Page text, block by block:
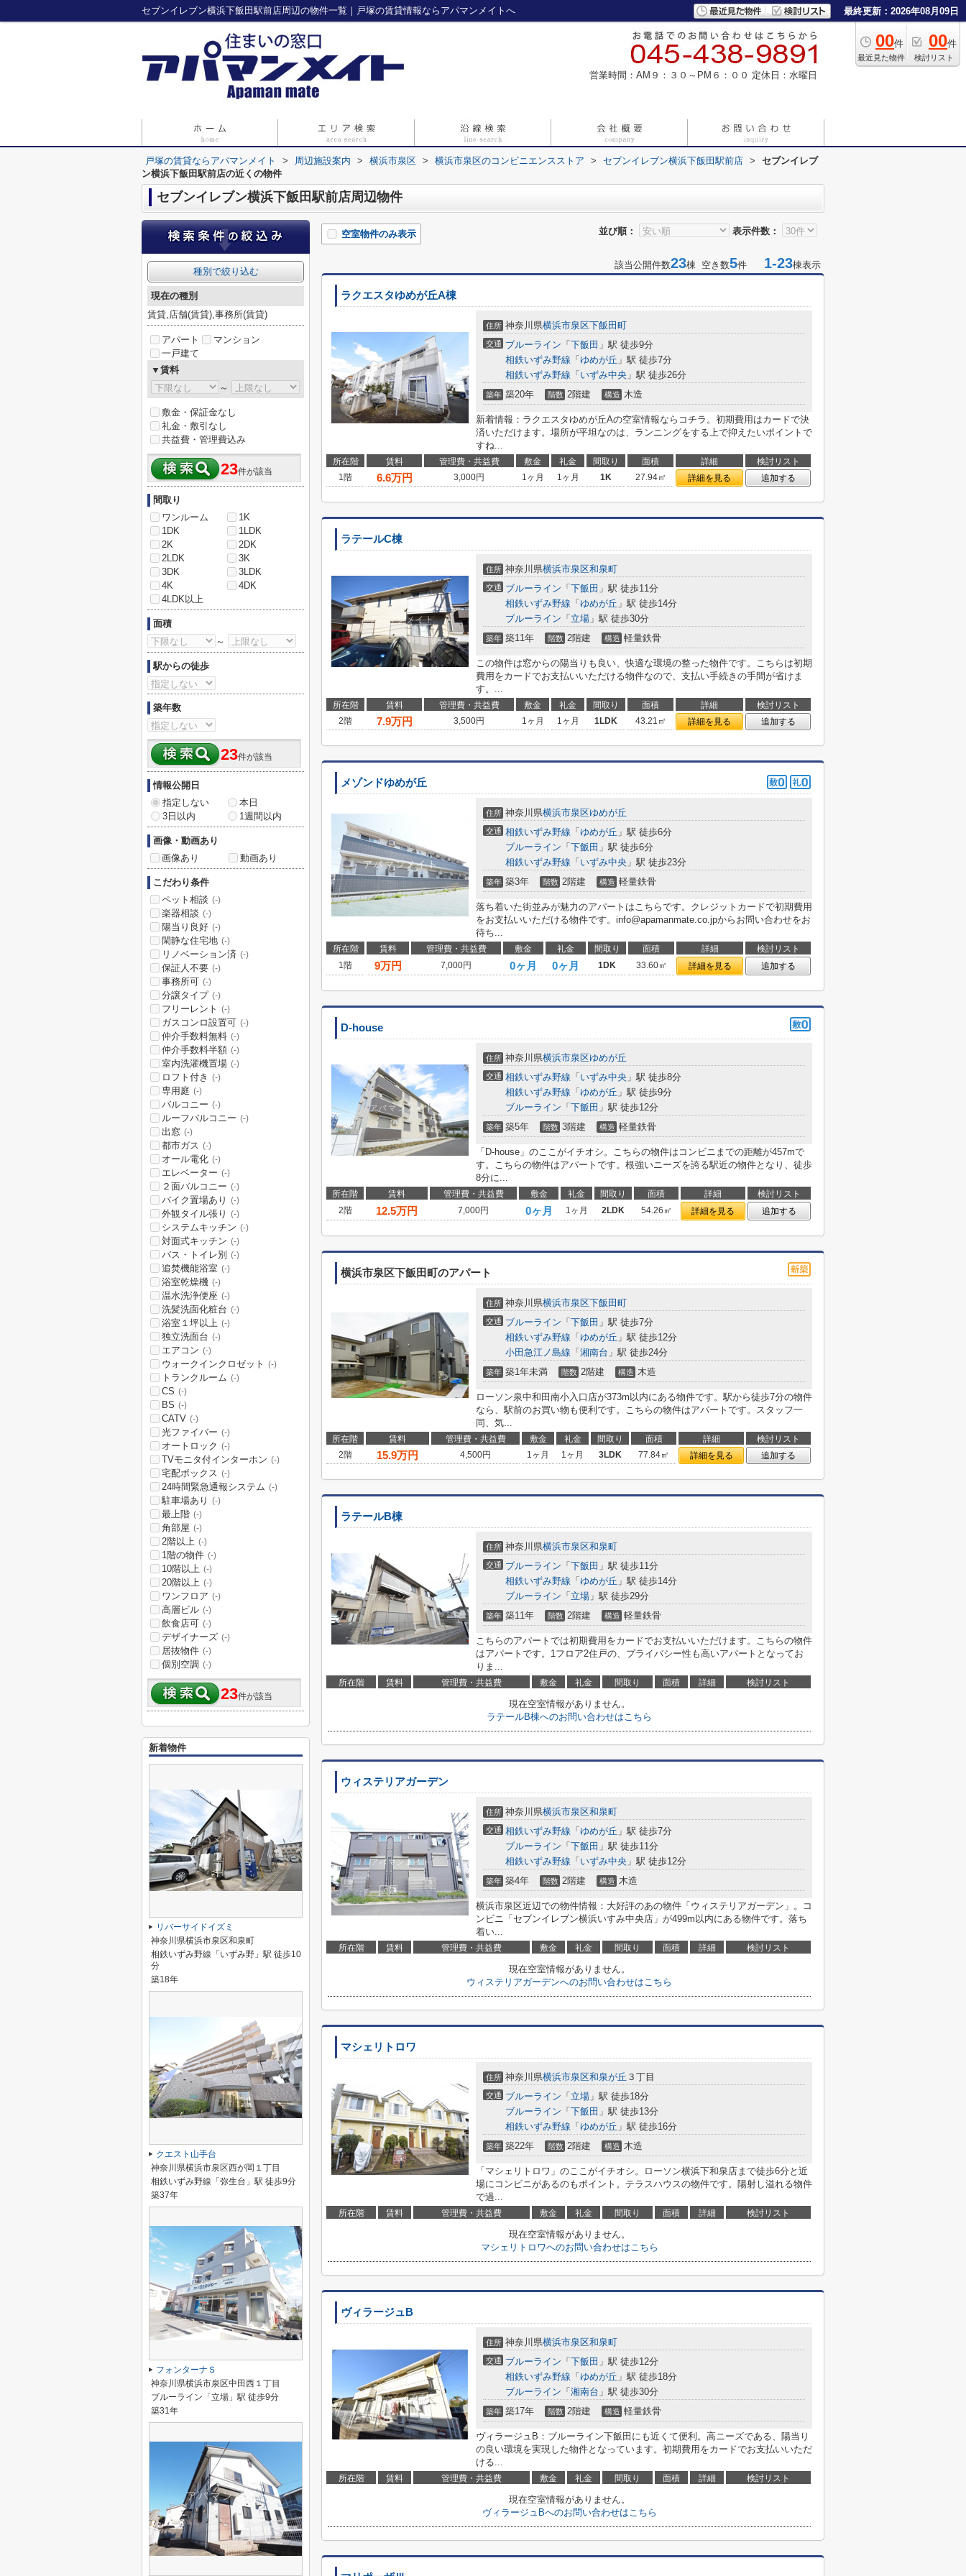
セブンイレブン横浜下飯田駅前店周辺の物件一覧｜戸塚の賃貸情報ならアパマンメイトへ 最終更新：2026年08月09日
00件
最近見た物件
00件
検討リスト
営業時間：AM９：３０～PM６：００ 定休日：水曜日
戸塚の賃貸ならアパマンメイト > 周辺施設案内 > 横浜市泉区 > 横浜市泉区のコンビニエンスストア > セブンイレブン横浜下飯田駅前店 >
セブンイレブ
ン横浜下飯田駅前店の近くの物件
セブンイレブン横浜下飯田駅前店周辺物件
並び順： 表示件数：
空室物件のみ表示
該当公開件数23棟 空き数5件 1-23棟表示
ラクエスタゆめが丘A棟
住所 神奈川県横浜市泉区下飯田町
交通 ブルーライン 「 下飯田 」駅 徒歩9分
相鉄いずみ野線 「 ゆめが丘 」駅 徒歩7分
相鉄いずみ野線 「 いずみ中央 」駅 徒歩26分
築年 築20年 階数 2階建 構造 木造
新着情報：ラクエスタゆめが丘Aの空室情報ならコチラ。初期費用はカードで決
済いただけます。場所が平坦なのは、ランニングをする上で抑えたいポイントで
すね...
所在階 賃料 管理費・共益費 敷金 礼金 間取り 面積 詳細
検討リスト
1階
6.6万円 3,000円 1ヶ月 1ヶ月 1K 27.94㎡ 詳細を見る 追加する
ラテールC棟
住所 神奈川県横浜市泉区和泉町
交通 ブルーライン 「 下飯田 」駅 徒歩11分
相鉄いずみ野線 「 ゆめが丘 」駅 徒歩14分
ブルーライン 「 立場 」駅 徒歩30分
築年 築11年 階数 2階建 構造 軽量鉄骨
この物件は窓からの陽当りも良い、快適な環境の整った物件です。こちらは初期
費用をカードでお支払いいただける物件なので、支払い手続きの手間が省けま
す。...
所在階 賃料 管理費・共益費 敷金 礼金 間取り 面積 詳細
検討リスト
2階
7.9万円 3,500円 1ヶ月 1ヶ月 1LDK 43.21㎡ 詳細を見る 追加する
メゾンドゆめが丘
住所 神奈川県横浜市泉区ゆめが丘
交通 相鉄いずみ野線 「 ゆめが丘 」駅 徒歩6分
ブルーライン 「 下飯田 」駅 徒歩6分
相鉄いずみ野線 「 いずみ中央 」駅 徒歩23分
築年 築3年 階数 2階建 構造 軽量鉄骨
落ち着いた街並みが魅力のアパートはこちらです。クレジットカードで初期費用
をお支払いいただける物件です。info@apamanmate.co.jpからお問い合わせをお
待ち...
所在階 賃料 管理費・共益費 敷金 礼金 間取り 面積 詳細
検討リスト
1階
9万円 7,000円 0ヶ月 0ヶ月 1DK 33.60㎡ 詳細を見る 追加する
D-house
住所 神奈川県横浜市泉区ゆめが丘
交通 相鉄いずみ野線 「 いずみ中央 」駅 徒歩8分
相鉄いずみ野線 「 ゆめが丘 」駅 徒歩9分
ブルーライン 「 下飯田 」駅 徒歩12分
築年 築5年 階数 3階建 構造 軽量鉄骨
「D-house」のここがイチオシ。こちらの物件はコンビニまでの距離が457mで
す。こちらの物件はアパートです。根強いニーズを誇る駅近の物件となり、徒歩
8分に...
所在階 賃料 管理費・共益費 敷金 礼金 間取り 面積 詳細
検討リスト
2階
12.5万円 7,000円 0ヶ月 1ヶ月 2LDK 54.26㎡ 詳細を見る 追加する
横浜市泉区下飯田町のアパート
住所 神奈川県横浜市泉区下飯田町
交通 ブルーライン 「 下飯田 」駅 徒歩7分
相鉄いずみ野線 「 ゆめが丘 」駅 徒歩12分
小田急江ノ島線 「 湘南台 」駅 徒歩24分
築年 築1年未満 階数 2階建 構造 木造
ローソン泉中和田南小入口店が373m以内にある物件です。駅から徒歩7分の物件
なら、駅前のお買い物も便利です。こちらの物件はアパートです。スタッフ一
同、気...
所在階 賃料 管理費・共益費 敷金 礼金 間取り 面積 詳細
検討リスト
2階
15.9万円 4,500円 1ヶ月 1ヶ月 3LDK 77.84㎡ 詳細を見る 追加する
ラテールB棟
住所 神奈川県横浜市泉区和泉町
交通 ブルーライン 「 下飯田 」駅 徒歩11分
相鉄いずみ野線 「 ゆめが丘 」駅 徒歩14分
ブルーライン 「 立場 」駅 徒歩29分
築年 築11年 階数 2階建 構造 軽量鉄骨
こちらのアパートでは初期費用をカードでお支払いいただけます。こちらの物件
はアパートです。1フロア2住戸の、プライバシー性も高いアパートとなってお
りま...
所在階 賃料 管理費・共益費 敷金 礼金 間取り 面積 詳細 検討リスト
現在空室情報がありません。
ラテールB棟へのお問い合わせはこちら
ウィステリアガーデン
住所 神奈川県横浜市泉区和泉町
交通 相鉄いずみ野線 「 ゆめが丘 」駅 徒歩7分
ブルーライン 「 下飯田 」駅 徒歩11分
相鉄いずみ野線 「 いずみ中央 」駅 徒歩12分
築年 築4年 階数 2階建 構造 木造
横浜市泉区近辺での物件情報：大好評のあの物件「ウィステリアガーデン」。コ
ンビニ「セブンイレブン横浜いすみ中央店」が499m以内にある物件です。落ち
着い...
所在階 賃料 管理費・共益費 敷金 礼金 間取り 面積 詳細 検討リスト
現在空室情報がありません。
ウィステリアガーデンへのお問い合わせはこちら
マシェリトロワ
住所 神奈川県横浜市泉区和泉が丘 ３丁目
交通 ブルーライン 「 立場 」駅 徒歩18分
ブルーライン 「 下飯田 」駅 徒歩13分
相鉄いずみ野線 「 ゆめが丘 」駅 徒歩16分
築年 築22年 階数 2階建 構造 木造
「マシェリトロワ」のここがイチオシ。ローソン横浜下和泉店まで徒歩6分と近
場にコンビニがあるのもポイント。テラスハウスの物件です。陽射し溢れる物件
で過...
所在階 賃料 管理費・共益費 敷金 礼金 間取り 面積 詳細 検討リスト
現在空室情報がありません。
マシェリトロワへのお問い合わせはこちら
ヴィラージュB
住所 神奈川県横浜市泉区和泉町
交通 ブルーライン 「 下飯田 」駅 徒歩12分
相鉄いずみ野線 「 ゆめが丘 」駅 徒歩18分
ブルーライン 「 湘南台 」駅 徒歩30分
築年 築17年 階数 2階建 構造 軽量鉄骨
ヴィラージュB：ブルーライン下飯田にも近くて便利。高ニーズである、陽当り
の良い環境を実現した物件となっています。初期費用をカードでお支払いいただ
ける...
所在階 賃料 管理費・共益費 敷金 礼金 間取り 面積 詳細 検討リスト
現在空室情報がありません。
ヴィラージュBへのお問い合わせはこちら
種別で絞り込む
現在の種別
賃貸,店舗(賃貸),事務所(賃貸)
アパート
マンション
一戸建て
▼賃料
～
敷金・保証金なし
礼金・敷引なし
共益費・管理費込み
23件が該当
間取り
ワンルーム
1K
1DK
1LDK
2K
2DK
2LDK
3K
3DK
3LDK
4K
4DK
4LDK以上
面積
～
駅からの徒歩
築年数
23件が該当
情報公開日
指定しない
本日
3日以内
1週間以内
画像・動画あり
画像あり
動画あり
こだわり条件
ペット相談 (-)
楽器相談 (-)
陽当り良好 (-)
閑静な住宅地 (-)
リノベーション済 (-)
保証人不要 (-)
事務所可 (-)
分譲タイプ (-)
フリーレント (-)
ガスコンロ設置可 (-)
仲介手数料無料 (-)
仲介手数料半額 (-)
室内洗濯機置場 (-)
ロフト付き (-)
専用庭 (-)
バルコニー (-)
ルーフバルコニー (-)
出窓 (-)
都市ガス (-)
オール電化 (-)
エレベーター (-)
２面バルコニー (-)
バイク置場あり (-)
外観タイル張り (-)
システムキッチン (-)
対面式キッチン (-)
バス・トイレ別 (-)
追焚機能浴室 (-)
浴室乾燥機 (-)
温水洗浄便座 (-)
洗髪洗面化粧台 (-)
浴室１坪以上 (-)
独立洗面台 (-)
エアコン (-)
ウォークインクロゼット (-)
トランクルーム (-)
CS (-)
BS (-)
CATV (-)
光ファイバー (-)
オートロック (-)
TVモニタ付インターホン (-)
宅配ボックス (-)
24時間緊急通報システム (-)
駐車場あり (-)
最上階 (-)
角部屋 (-)
2階以上 (-)
1階の物件 (-)
10階以上 (-)
20階以上 (-)
ワンフロア (-)
高層ビル (-)
飲食店可 (-)
デザイナーズ (-)
居抜物件 (-)
個別空調 (-)
23件が該当
新着物件
リバーサイドイズミ
神奈川県横浜市泉区和泉町
相鉄いずみ野線「いずみ野」駅 徒歩10
分
築18年
クエスト山手台
神奈川県横浜市泉区西が岡１丁目
相鉄いずみ野線「弥生台」駅 徒歩9分
築37年
フォンターナＳ
神奈川県横浜市泉区中田西１丁目
ブルーライン「立場」駅 徒歩9分
築31年